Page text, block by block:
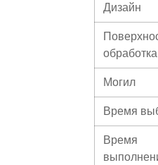
Дизайн
обработка
Могил
Время
Время